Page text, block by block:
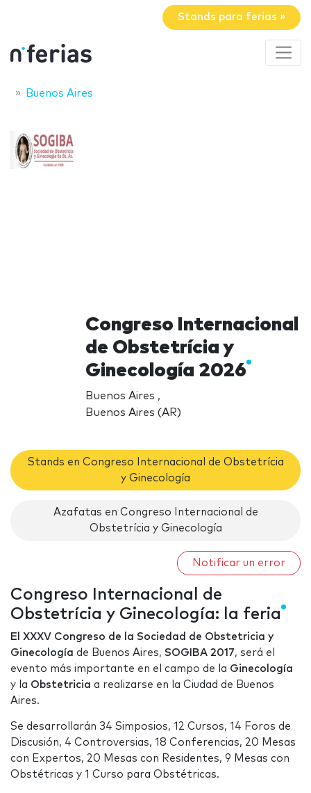
Stands para ferias »
Buenos Aires
Congreso Internacional
de Obstetrícia y
Ginecología 2026
Buenos Aires ,
Buenos Aires (AR)
Stands en Congreso Internacional de Obstetrícia
y Ginecología
Azafatas en Congreso Internacional de
Obstetrícia y Ginecología
Notificar un error
Congreso Internacional de
Obstetrícia y Ginecología: la feria
El XXXV Congreso de la Sociedad de Obstetricia y
Ginecología de Buenos Aires, SOGIBA 2017, será el
evento más importante en el campo de la Ginecología
y la Obstetricia a realizarse en la Ciudad de Buenos
Aires.
Se desarrollarán 34 Simposios, 12 Cursos, 14 Foros de
Discusión, 4 Controversias, 18 Conferencias, 20 Mesas
con Expertos, 20 Mesas con Residentes, 9 Mesas con
Obstétricas y 1 Curso para Obstétricas.